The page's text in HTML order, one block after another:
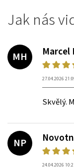
Jak nás
MH
Marcel
27.04.2026
Skvělý.
NP
24.04.2026